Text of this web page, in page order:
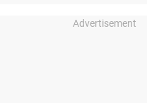
Advertisement